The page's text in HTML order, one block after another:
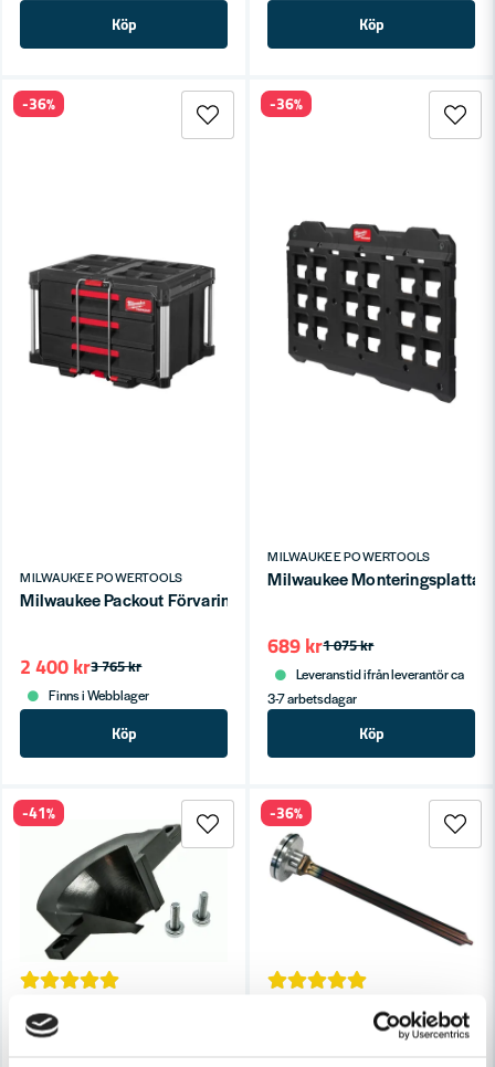
Köp Köp
MILWAUKEE POWERTOOLS
Milwaukee Packout Förvaringsbox 3 lådor
3 765 kr
2 400 kr
Finns i Webblager
Köp
-36%
MILWAUKEE POWERTOOLS
Milwaukee Monteringsplatta
1 075 kr
689 kr
Leveranstid ifrån leverantör ca
3-7 arbetsdagar
Köp
-36%
DeWalt Insats (DW700,DW701,707,PS174,PS274)
-41%
Paslode 901078 Slagstift
-36%